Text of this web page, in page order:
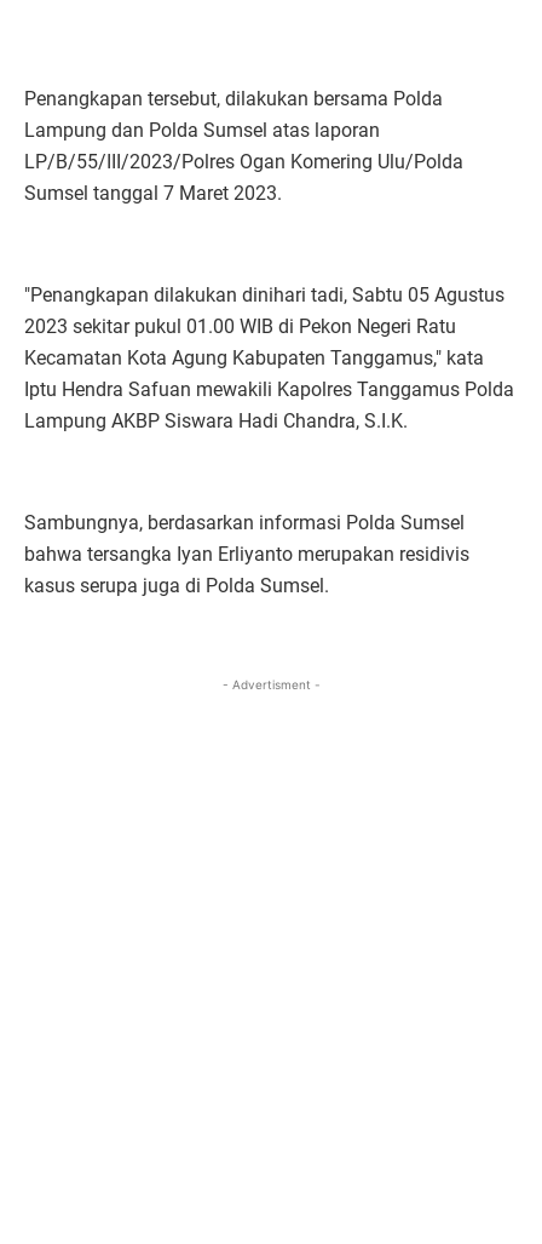
Penangkapan tersebut, dilakukan bersama Polda
Lampung dan Polda Sumsel atas laporan
LP/B/55/III/2023/Polres Ogan Komering Ulu/Polda
Sumsel tanggal 7 Maret 2023.
"Penangkapan dilakukan dinihari tadi, Sabtu 05 Agustus
2023 sekitar pukul 01.00 WIB di Pekon Negeri Ratu
Kecamatan Kota Agung Kabupaten Tanggamus," kata
Iptu Hendra Safuan mewakili Kapolres Tanggamus Polda
Lampung AKBP Siswara Hadi Chandra, S.I.K.
Sambungnya, berdasarkan informasi Polda Sumsel
bahwa tersangka Iyan Erliyanto merupakan residivis
kasus serupa juga di Polda Sumsel.
- Advertisment -